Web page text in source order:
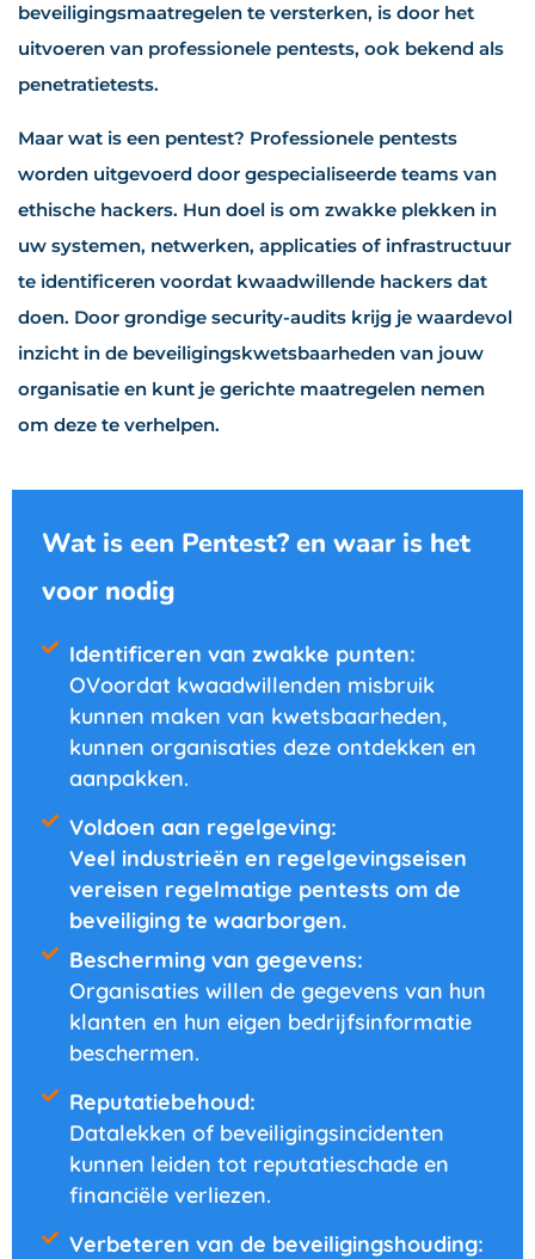
beveiligingsmaatregelen te versterken, is door het
uitvoeren van professionele pentests, ook bekend als
penetratietests.
Maar wat is een pentest? Professionele pentests
worden uitgevoerd door gespecialiseerde teams van
ethische hackers. Hun doel is om zwakke plekken in
uw systemen, netwerken, applicaties of infrastructuur
te identificeren voordat kwaadwillende hackers dat
doen. Door grondige security-audits krijg je waardevol
inzicht in de beveiligingskwetsbaarheden van jouw
organisatie en kunt je gerichte maatregelen nemen
om deze te verhelpen.
Wat is een Pentest? en waar is het
voor nodig
Identificeren van zwakke punten:
OVoordat kwaadwillenden misbruik
kunnen maken van kwetsbaarheden,
kunnen organisaties deze ontdekken en
aanpakken.
Voldoen aan regelgeving:
Veel industrieën en regelgevingseisen
vereisen regelmatige pentests om de
beveiliging te waarborgen.
Bescherming van gegevens:
Organisaties willen de gegevens van hun
klanten en hun eigen bedrijfsinformatie
beschermen.
Reputatiebehoud:
Datalekken of beveiligingsincidenten
kunnen leiden tot reputatieschade en
financiële verliezen.
Verbeteren van de beveiligingshouding: